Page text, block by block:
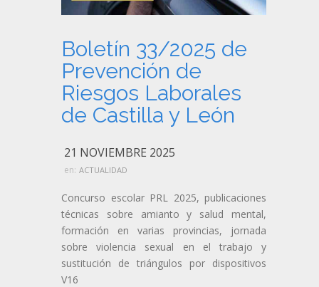
Boletín 33/2025 de
Prevención de
Riesgos Laborales
de Castilla y León
21 NOVIEMBRE 2025
en: ACTUALIDAD
Concurso escolar PRL 2025, publicaciones
técnicas sobre amianto y salud mental,
formación en varias provincias, jornada
sobre violencia sexual en el trabajo y
sustitución de triángulos por dispositivos
V16